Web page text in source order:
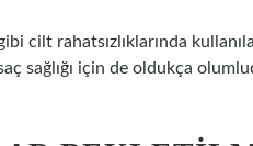
cilt rahatsızlıklarında
sağlığı için de oldukça